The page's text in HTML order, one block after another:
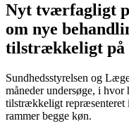
Nyt tværfagligt
om nye
tilstrækkeligt på
Sundhedsstyrelsen og
måneder undersøge, i
tilstrækkeligt repræsenteret
rammer begge køn.